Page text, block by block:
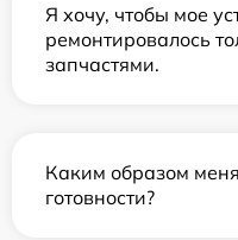
Я хочу, чтобы мое
ремонтировалось
запчастями.
Каким образом
готовности?